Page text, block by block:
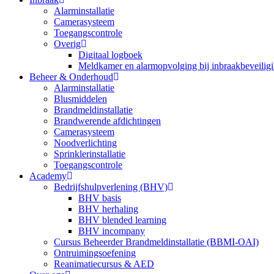
Alarminstallatie
Camerasysteem
Toegangscontrole
Overig
Digitaal logboek
Meldkamer en alarmopvolging bij
Beheer & Onderhoud
Alarminstallatie
Blusmiddelen
Brandmeldinstallatie
Brandwerende afdichtingen
Camerasysteem
Noodverlichting
Sprinklerinstallatie
Toegangscontrole
Academy
Bedrijfshulpverlening (BHV)
BHV basis
BHV herhaling
BHV blended learning
BHV incompany
Cursus Beheerder Brandmeldinstallatie (BBMI-OAI)
Ontruimingsoefening
Reanimatiecursus & AED